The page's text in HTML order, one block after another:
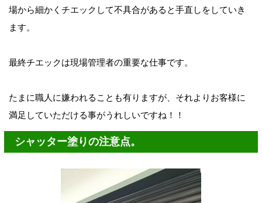
場から細かくチエックして不具合があると手直しをしていき
ます。
最終チエックは現場管理者の重要な仕事です。
たまに職人に嫌われることも有りますが、それよりお客様に
満足していただける事がうれしいですね！！
シャッター塗りの注意点。